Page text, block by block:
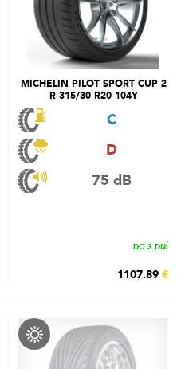
MICHELIN PILOT SPORT CUP 2
R 315/30 R20 104Y
C
D
75 dB
DO 3 DNÍ
1107.89 €